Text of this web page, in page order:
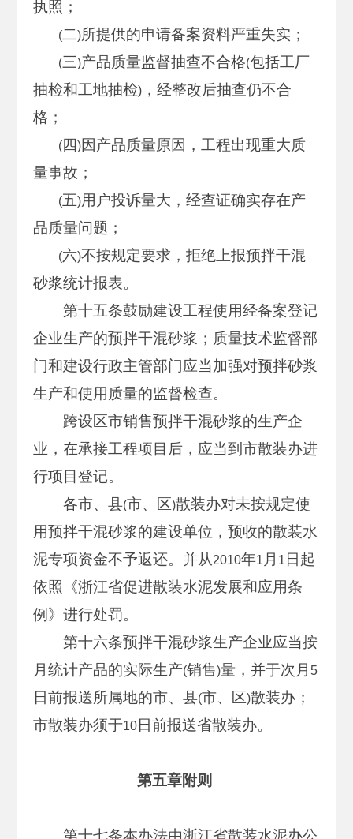
执照；
(二)所提供的申请备案资料严重失实；
(三)产品质量监督抽查不合格(包括工厂
抽检和工地抽检) ，经整改后抽查仍不合
格；
(四)因产品质量原因，工程出现重大质
量事故；
(五)用户投诉量大，经查证确实存在产
品质量问题；
(六)不按规定要求，拒绝上报预拌干混
砂浆统计报表。
第十五条鼓励建设工程使用经备案登记
企业生产的预拌干混砂浆；质量技术监督部
门和建设行政主管部门应当加强对预拌砂浆
生产和使用质量的监督检查。
跨设区市销售预拌干混砂浆的生产企
业，在承接工程项目后，应当到市散装办进
行项目登记。
各市、县(市、区)散装办对未按规定使
用预拌干混砂浆的建设单位，预收的散装水
泥专项资金不予返还。并从2010年1 月 1 日起
依照《浙江省促进散装水泥发展和应用条
例》进行处罚。
第十六条预拌干混砂浆生产企业应当按
月统计产品的实际生产(销售)量，并于次月 5
日前报送所属地的市、县(市、区)散装办；
市散装办须于10 日前报送省散装办。
第五章附则
第十七条本办法由浙江省散装水泥办公